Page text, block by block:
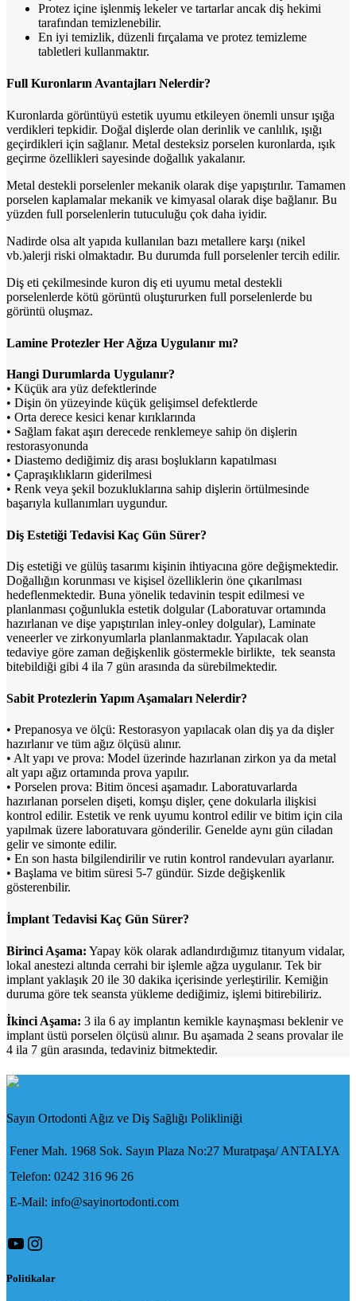
Protez içine işlenmiş lekeler ve tartarlar ancak diş hekimi
tarafından temizlenebilir.
En iyi temizlik, düzenli fırçalama ve protez temizleme
tabletleri kullanmaktır.
Full Kuronların Avantajları Nelerdir?
Kuronlarda görüntüyü estetik uyumu etkileyen önemli unsur ışığa
verdikleri tepkidir. Doğal dişlerde olan derinlik ve canlılık, ışığı
geçirdikleri için sağlanır. Metal desteksiz porselen kuronlarda, ışık
geçirme özellikleri sayesinde doğallık yakalanır.
Metal destekli porselenler mekanik olarak dişe yapıştırılır. Tamamen
porselen kaplamalar mekanik ve kimyasal olarak dişe bağlanır. Bu
yüzden full porselenlerin tutuculuğu çok daha iyidir.
Nadirde olsa alt yapıda kullanılan bazı metallere karşı (nikel
vb.)alerji riski olmaktadır. Bu durumda full porselenler tercih edilir.
Diş eti çekilmesinde kuron diş eti uyumu metal destekli
porselenlerde kötü görüntü oluştururken full porselenlerde bu
görüntü oluşmaz.
Lamine Protezler Her Ağıza Uygulanır mı?
Hangi Durumlarda Uygulanır?
• Küçük ara yüz defektlerinde
• Dişin ön yüzeyinde küçük gelişimsel defektlerde
• Orta derece kesici kenar kırıklarında
• Sağlam fakat aşırı derecede renklemeye sahip ön dişlerin
restorasyonunda
• Diastemo dediğimiz diş arası boşlukların kapatılması
• Çapraşıklıkların giderilmesi
• Renk veya şekil bozukluklarına sahip dişlerin örtülmesinde
başarıyla kullanımları uygundur.
Diş Estetiği Tedavisi Kaç Gün Sürer?
Diş estetiği ve gülüş tasarımı kişinin ihtiyacına göre değişmektedir.
Doğallığın korunması ve kişisel özelliklerin öne çıkarılması
hedeflenmektedir. Buna yönelik tedavinin tespit edilmesi ve
planlanması çoğunlukla estetik dolgular (Laboratuvar ortamında
hazırlanan ve dişe yapıştırılan inley-onley dolgular), Laminate
veneerler ve zirkonyumlarla planlanmaktadır. Yapılacak olan
tedaviye göre zaman değişkenlik göstermekle birlikte, tek seansta
bitebildiği gibi 4 ila 7 gün arasında da sürebilmektedir.
Sabit Protezlerin Yapım Aşamaları Nelerdir?
• Prepanosya ve ölçü: Restorasyon yapılacak olan diş ya da dişler
hazırlanır ve tüm ağız ölçüsü alınır.
• Alt yapı ve prova: Model üzerinde hazırlanan zirkon ya da metal
alt yapı ağız ortamında prova yapılır.
• Porselen prova: Bitim öncesi aşamadır. Laboratuvarlarda
hazırlanan porselen dişeti, komşu dişler, çene dokularla ilişkisi
kontrol edilir. Estetik ve renk uyumu kontrol edilir ve bitim için cila
yapılmak üzere laboratuvara gönderilir. Genelde aynı gün ciladan
gelir ve simonte edilir.
• En son hasta bilgilendirilir ve rutin kontrol randevuları ayarlanır.
• Başlama ve bitim süresi 5-7 gündür. Sizde değişkenlik
gösterenbilir.
İmplant Tedavisi Kaç Gün Sürer?
Birinci Aşama: Yapay kök olarak adlandırdığımız titanyum vidalar,
lokal anestezi altında cerrahi bir işlemle ağza uygulanır. Tek bir
implant yaklaşık 20 ile 30 dakika içerisinde yerleştirilir. Kemiğin
duruma göre tek seansta yükleme dediğimiz, işlemi bitirebiliriz.
İkinci Aşama: 3 ila 6 ay implantın kemikle kaynaşması beklenir ve
implant üstü porselen ölçüsü alınır. Bu aşamada 2 seans provalar ile
4 ila 7 gün arasında, tedaviniz bitmektedir.
Sayın Ortodonti Ağız ve Diş Sağlığı Polikliniği
Fener Mah. 1968 Sok. Sayın Plaza No:27 Muratpaşa/ ANTALYA
Telefon: 0242 316 96 26
E-Mail: info@sayinortodonti.com
YouTube
Instagram
Politikalar